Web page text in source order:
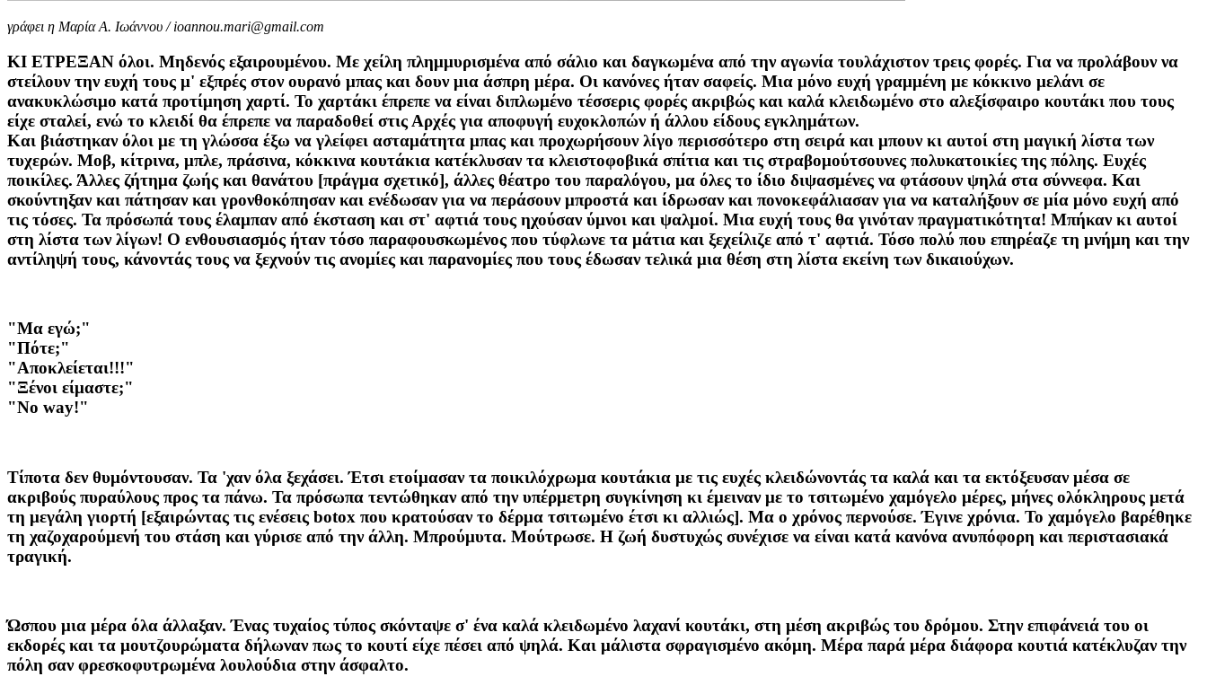
γράφει η Μαρία Α. Ιωάννου / ioannou.mari@gmail.com
ΚΙ ΕΤΡΕΞΑΝ όλοι. Μηδενός εξαιρουμένου. Με χείλη πλημμυρισμένα από σάλιο και δαγκωμένα από την αγωνία τουλάχιστον τρεις φορές. Για να προλάβουν να
στείλουν την ευχή τους μ' εξπρές στον ουρανό μπας και δουν μια άσπρη μέρα. Οι κανόνες ήταν σαφείς. Μια μόνο ευχή γραμμένη με κόκκινο μελάνι σε
ανακυκλώσιμο κατά προτίμηση χαρτί. Το χαρτάκι έπρεπε να είναι διπλωμένο τέσσερις φορές ακριβώς και καλά κλειδωμένο στο αλεξίσφαιρο κουτάκι που τους
είχε σταλεί, ενώ το κλειδί θα έπρεπε να παραδοθεί στις Αρχές για αποφυγή ευχοκλοπών ή άλλου είδους εγκλημάτων.
Και βιάστηκαν όλοι με τη γλώσσα έξω να γλείφει ασταμάτητα μπας και προχωρήσουν λίγο περισσότερο στη σειρά και μπουν κι αυτοί στη μαγική λίστα των
τυχερών. Μοβ, κίτρινα, μπλε, πράσινα, κόκκινα κουτάκια κατέκλυσαν τα κλειστοφοβικά σπίτια και τις στραβομούτσουνες πολυκατοικίες της πόλης. Ευχές
ποικίλες. Άλλες ζήτημα ζωής και θανάτου [πράγμα σχετικό], άλλες θέατρο του παραλόγου, μα όλες το ίδιο διψασμένες να φτάσουν ψηλά στα σύννεφα. Και
σκούντηξαν και πάτησαν και γρονθοκόπησαν και ενέδωσαν για να περάσουν μπροστά και ίδρωσαν και πονοκεφάλιασαν για να καταλήξουν σε μία μόνο ευχή από
τις τόσες. Τα πρόσωπά τους έλαμπαν από έκσταση και στ' αφτιά τους ηχούσαν ύμνοι και ψαλμοί. Μια ευχή τους θα γινόταν πραγματικότητα! Μπήκαν κι αυτοί
στη λίστα των λίγων! Ο ενθουσιασμός ήταν τόσο παραφουσκωμένος που τύφλωνε τα μάτια και ξεχείλιζε από τ' αφτιά. Τόσο πολύ που επηρέαζε τη μνήμη και την
αντίληψή τους, κάνοντάς τους να ξεχνούν τις ανομίες και παρανομίες που τους έδωσαν τελικά μια θέση στη λίστα εκείνη των δικαιούχων.
"Μα εγώ;"
"Πότε;"
"Αποκλείεται!!!"
"Ξένοι είμαστε;"
"No way!"
Τίποτα δεν θυμόντουσαν. Τα 'χαν όλα ξεχάσει. Έτσι ετοίμασαν τα ποικιλόχρωμα κουτάκια με τις ευχές κλειδώνοντάς τα καλά και τα εκτόξευσαν μέσα σε
ακριβούς πυραύλους προς τα πάνω. Τα πρόσωπα τεντώθηκαν από την υπέρμετρη συγκίνηση κι έμειναν με το τσιτωμένο χαμόγελο μέρες, μήνες ολόκληρους μετά
τη μεγάλη γιορτή [εξαιρώντας τις ενέσεις botox που κρατούσαν το δέρμα τσιτωμένο έτσι κι αλλιώς]. Μα ο χρόνος περνούσε. Έγινε χρόνια. Το χαμόγελο βαρέθηκε
τη χαζοχαρούμενή του στάση και γύρισε από την άλλη. Μπρούμυτα. Μούτρωσε. Η ζωή δυστυχώς συνέχισε να είναι κατά κανόνα ανυπόφορη και περιστασιακά
τραγική.
Ώσπου μια μέρα όλα άλλαξαν. Ένας τυχαίος τύπος σκόνταψε σ' ένα καλά κλειδωμένο λαχανί κουτάκι, στη μέση ακριβώς του δρόμου. Στην επιφάνειά του οι
εκδορές και τα μουτζουρώματα δήλωναν πως το κουτί είχε πέσει από ψηλά. Και μάλιστα σφραγισμένο ακόμη. Μέρα παρά μέρα διάφορα κουτιά κατέκλυζαν την
πόλη σαν φρεσκοφυτρωμένα λουλούδια στην άσφαλτο.